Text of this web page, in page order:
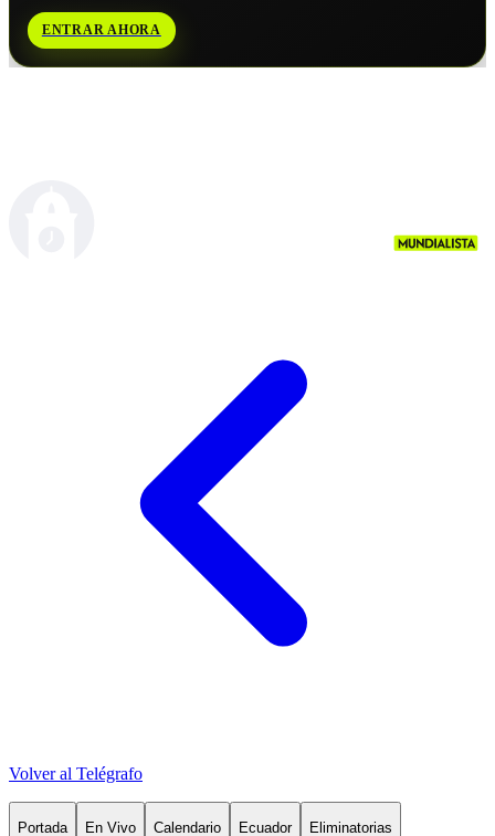
ENTRAR AHORA
Volver al Telégrafo
Portada En Vivo Calendario Ecuador Eliminatorias